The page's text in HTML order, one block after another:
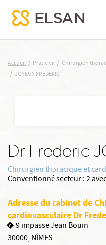
Nx:Aller
JOYEUX FREDERIC
Accueil / Praticien / Chirurgien
/ JOYEUX FREDERIC
Dr Frederic
Chirurgien thoracique et
Conventionné secteur :2
Adresse du cabinet de
cardiovasculaire Dr
9 impasse Jean Bouin
30000, NÎMES